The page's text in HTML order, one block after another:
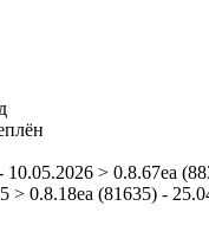
10.05.2026 > 0.8.67ea
> 0.8.18ea (81635) -